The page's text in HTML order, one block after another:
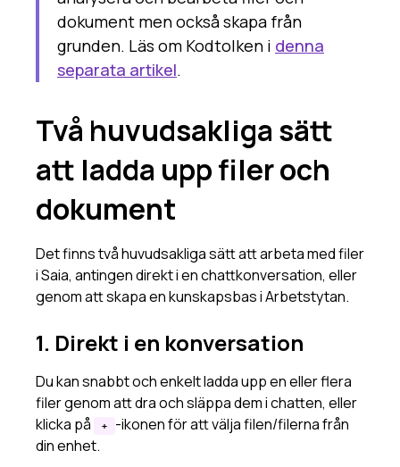
Delning av åtkomst
Skills i Saia
URL-genvägar till Saia
Spara Saia som app
AI-kunskap
Använd ditt omdöme
AI-termer och begrepp
Tokens, vektorisering och RAG
Så skriver du en effektiv systemprompt
Spara Saia som app
Interaktiva användarfrågor
Administration
Administrationsinställningar
dokument men också skapa från
grunden. Läs om Kodtolken i denna
separata artikel.
Två huvudsakliga sätt
att ladda upp filer och
dokument
Det finns två huvudsakliga sätt att arbeta med filer
i Saia, antingen direkt i en chattkonversation, eller
genom att skapa en kunskapsbas i Arbetstytan.
1. Direkt i en konversation
Du kan snabbt och enkelt ladda upp en eller flera
filer genom att dra och släppa dem i chatten, eller
klicka på
+
-ikonen för att välja filen/filerna från
din enhet.